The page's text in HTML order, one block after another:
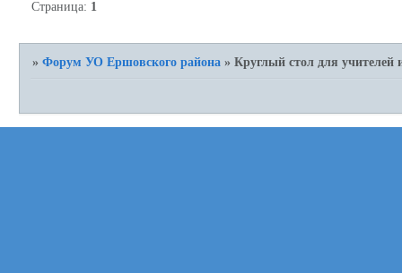
Страница: 1
»Форум УО Ершовского района »Круглый стол для учителей